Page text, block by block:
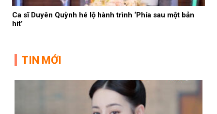
Ca sĩ Duyên Quỳnh hé lộ hành trình ‘Phía sau một bản
hit’
TIN MỚI